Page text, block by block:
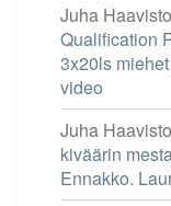
Juha Haavisto
Qualification
3x20ls
video
Juha Haavisto
kiväärin
Ennakko.